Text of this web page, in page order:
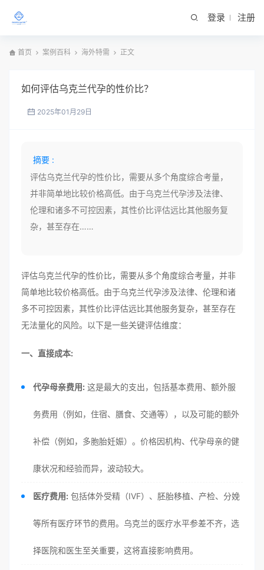
登录 注册
首页 案例百科 海外特需 正文
如何评估乌克兰代孕的性价比？
2025年01月29日
摘要 :
评估乌克兰代孕的性价比，需要从多个角度综合考量，
并非简单地比较价格高低。由于乌克兰代孕涉及法律、
伦理和诸多不可控因素，其性价比评估远比其他服务复
杂，甚至存在……
评估乌克兰代孕的性价比，需要从多个角度综合考量，并非
简单地比较价格高低。由于乌克兰代孕涉及法律、伦理和诸
多不可控因素，其性价比评估远比其他服务复杂，甚至存在
无法量化的风险。以下是一些关键评估维度：
一、直接成本:
代孕母亲费用: 这是最大的支出，包括基本费用、额外服
务费用（例如，住宿、膳食、交通等），以及可能的额外
补偿（例如，多胞胎妊娠）。价格因机构、代孕母亲的健
康状况和经验而异，波动较大。
医疗费用: 包括体外受精（IVF）、胚胎移植、产检、分娩
等所有医疗环节的费用。乌克兰的医疗水平参差不齐，选
择医院和医生至关重要，这将直接影响费用。